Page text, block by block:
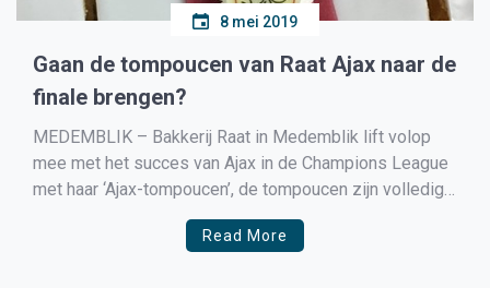
8 mei 2019
Gaan de tompoucen van Raat Ajax naar de
finale brengen?
MEDEMBLIK – Bakkerij Raat in Medemblik lift volop
mee met het succes van Ajax in de Champions League
met haar ‘Ajax-tompoucen’, de tompoucen zijn volledig
in ajaxkleuren gemaakt in de wit/rode kleuren en het
logo van Ajax. Mocht het nu met een zeperd aflopen en
Read More